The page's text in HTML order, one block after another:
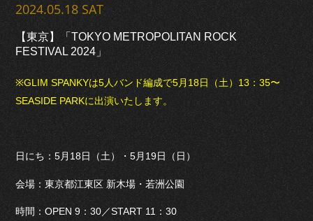
2024.05.18 SAT
【東京】「TOKYO METROPOLITAN ROCK
FESTIVAL 2024」
※GLIM SPANKYは5人バンド編成で5月18日（土）13：35〜
SEASIDE PARKに出演いたします。
日にち：5月18日（土）・5月19日（日）
会場：東京都江東区 新木場・若洲公園
時間：OPEN 9：30／START 11：30